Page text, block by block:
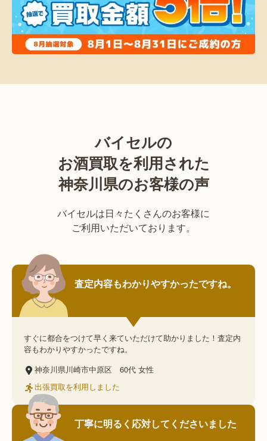
バイセルの
お酒買取を利用された
神奈川県のお客様の声
バイセルは日々たくさんのお客様に
ご利用いただいております。
査定内容もわかりやすかったですね。
すぐに都合をつけて早く来ていただけて助かりました！査定内
容もわかりやすかったですね。
神奈川県川崎市中原区
60代 女性
出張買取を利用しました
丁寧に明るく応対してくださいました